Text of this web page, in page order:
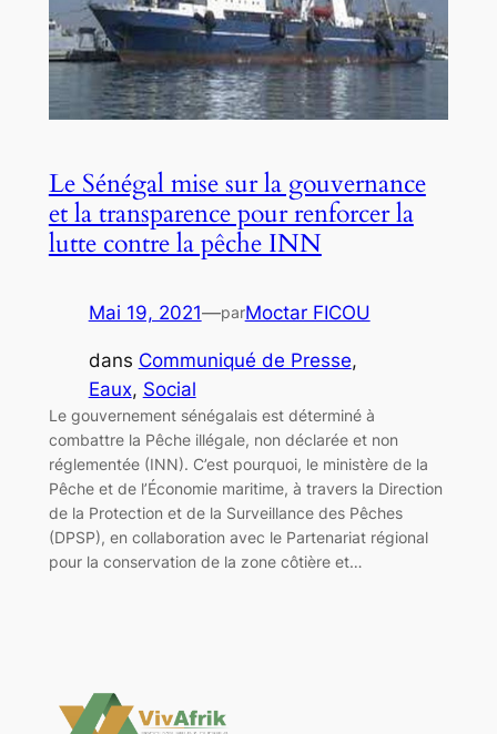
Le Sénégal mise sur la gouvernance
et la transparence pour renforcer la
lutte contre la pêche INN
Mai 19, 2021—parMoctar FICOU
dans Communiqué de Presse
Eaux, Social
Le gouvernement sénégalais est déterminé à
combattre la Pêche illégale, non déclarée et non
réglementée (INN). C’est pourquoi, le ministère de la
Pêche et de l’Économie maritime, à travers la Direction
de la Protection et de la Surveillance des Pêches
(DPSP), en collaboration avec le Partenariat régional
pour la conservation de la zone côtière et…